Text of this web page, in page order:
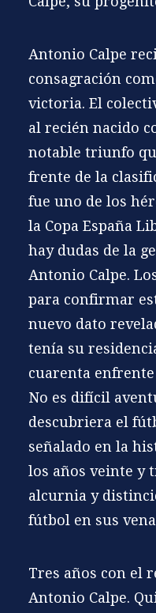
Antonio Calpe
consagración
victoria. El
al recién nacido
notable triunfo
frente de la
fue uno de los
la Copa España
hay dudas de la
Antonio Calpe.
para confirmar
nuevo dato
tenía su
cuarenta enfrente
No es difícil
descubriera el
señalado en la
los años veinte y
alcurnia y
fútbol en sus
Tres años con el
Antonio Calpe.